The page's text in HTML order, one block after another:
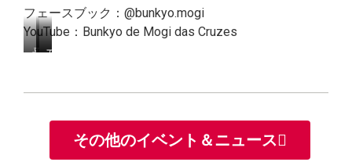
フェースブック：@bunkyo.mogi
YouTube：Bunkyo de Mogi das Cruzes
平
ョ
マ
ア
エ
ル
その他のイベント＆ニュース